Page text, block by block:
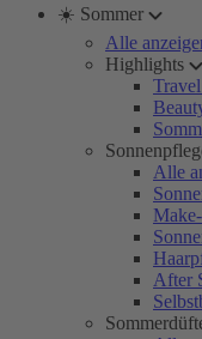
☀️ Sommer
Alle
Highlights
Alle
After